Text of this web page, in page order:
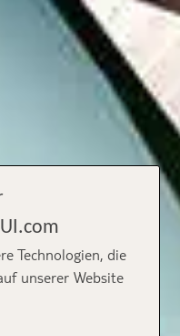
Technologien, die
unserer Website